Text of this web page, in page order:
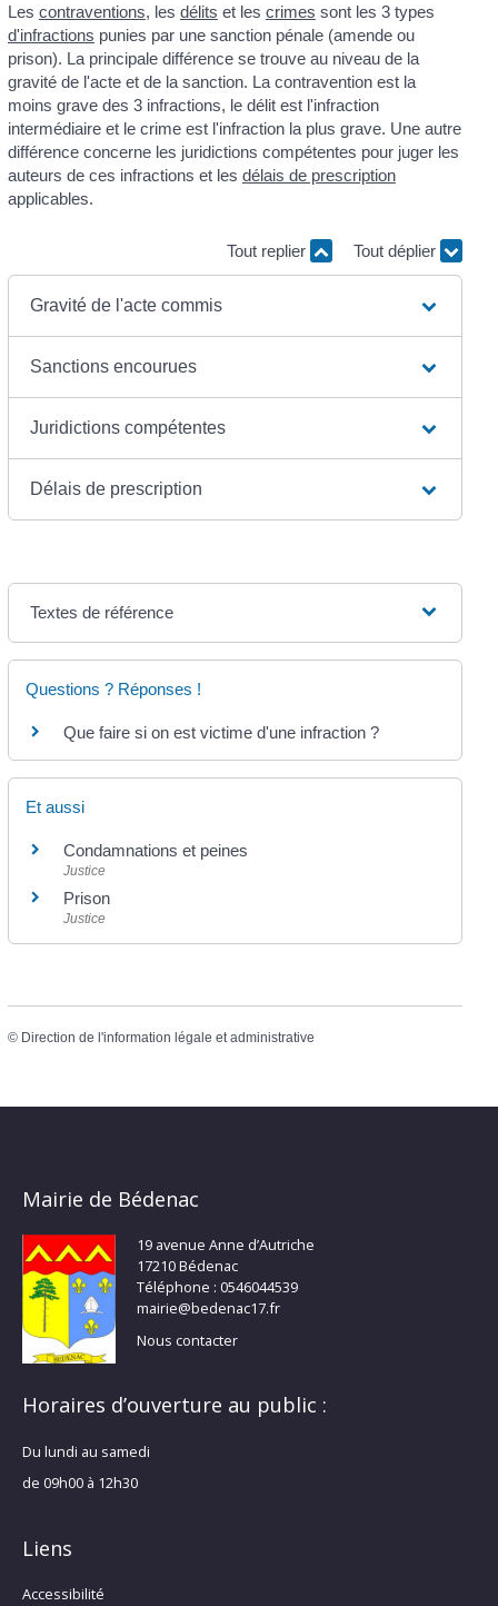
Les contraventions, les délits et les crimes sont les 3 types
d'infractions punies par une sanction pénale (amende ou
prison). La principale différence se trouve au niveau de la
gravité de l'acte et de la sanction. La contravention est la
moins grave des 3 infractions, le délit est l'infraction
intermédiaire et le crime est l'infraction la plus grave. Une autre
différence concerne les juridictions compétentes pour juger les
auteurs de ces infractions et les délais de prescription
applicables.
Tout replier Tout déplier
Gravité de l'acte commis
Sanctions encourues
Juridictions compétentes
Délais de prescription
Textes de référence
Questions ? Réponses !
Que faire si on est victime d'une infraction ?
Et aussi
Condamnations et peines
Justice
Prison
Justice
© Direction de l'information légale et administrative
Mairie de Bédenac
19 avenue Anne d’Autriche
17210 Bédenac
Téléphone : 0546044539
mairie@bedenac17.fr
Nous contacter
Horaires d’ouverture au public :
Du lundi au samedi
de 09h00 à 12h30
Liens
Accessibilité